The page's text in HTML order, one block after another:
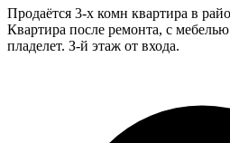
Продаётся 3-х комн квартира в
Квартира после ремонта, с
пладелет. З-й этаж от входа.